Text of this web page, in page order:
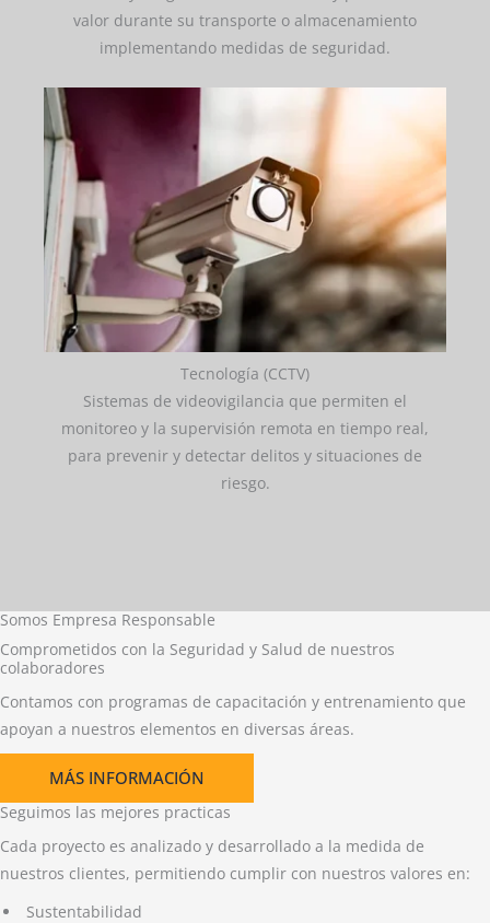
valor durante su transporte o almacenamiento
implementando medidas de seguridad.
Tecnología (CCTV)
Sistemas de videovigilancia que permiten el
monitoreo y la supervisión remota en tiempo real,
para prevenir y detectar delitos y situaciones de
riesgo.
Somos Empresa Responsable
Comprometidos con la Seguridad y Salud de nuestros
colaboradores
Contamos con programas de capacitación y entrenamiento que
apoyan a nuestros elementos en diversas áreas.
MÁS INFORMACIÓN
Seguimos las mejores practicas
Cada proyecto es analizado y desarrollado a la medida de
nuestros clientes, permitiendo cumplir con nuestros valores en:
Sustentabilidad